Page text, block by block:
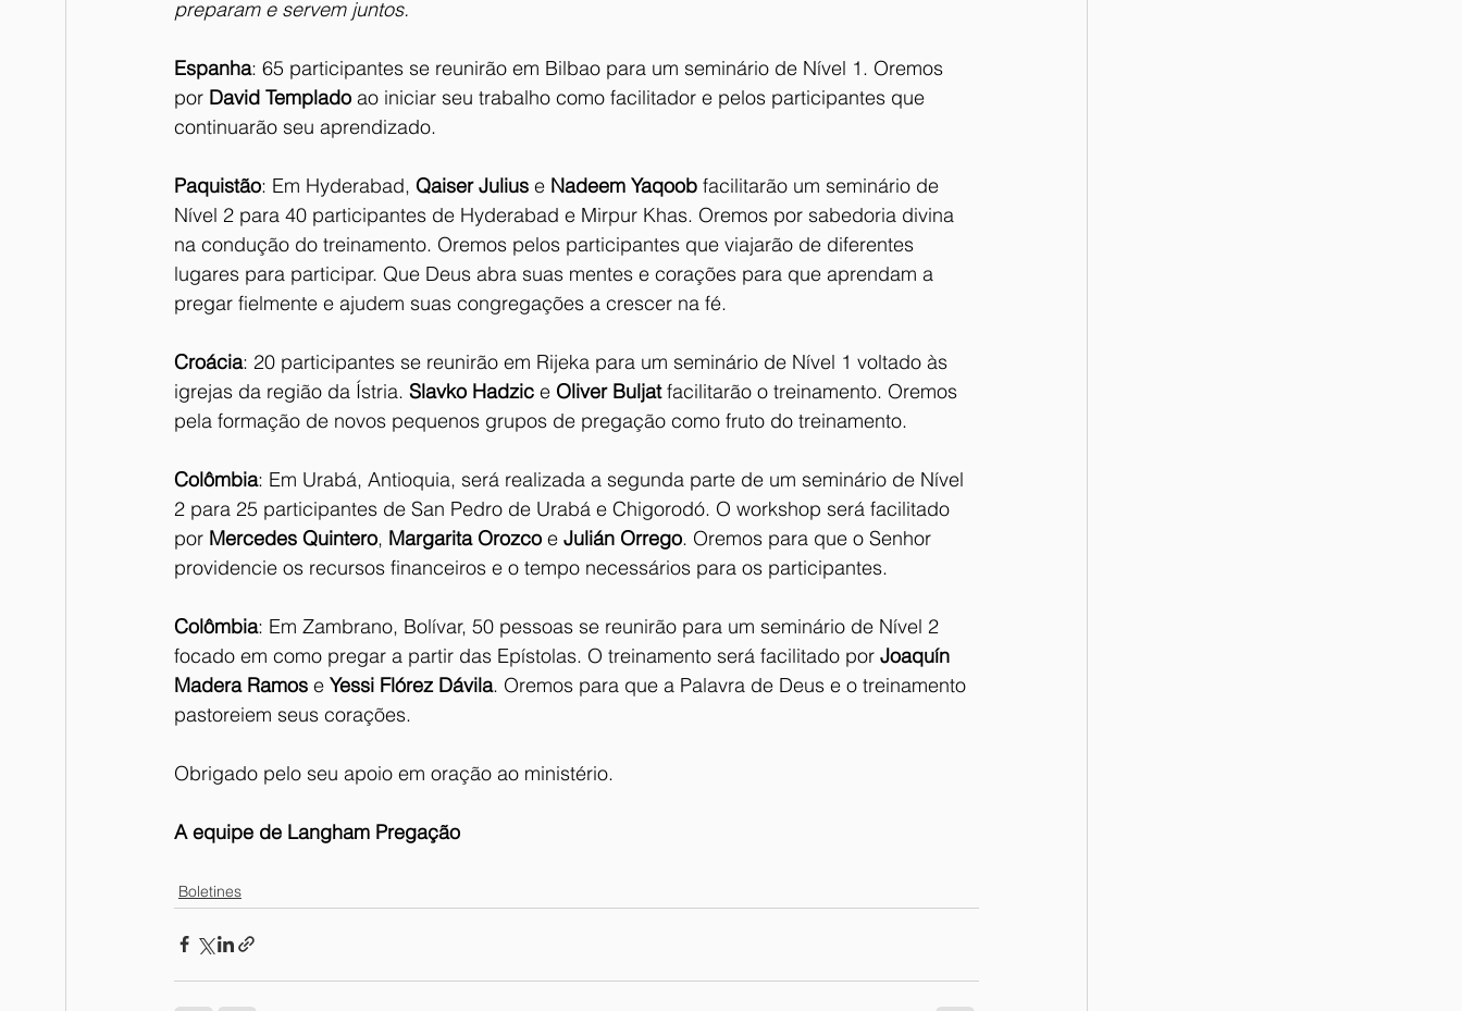
preparam e servem juntos.
Espanha: 65 participantes se reunirão em Bilbao para um seminário de Nível 1. Oremos
por David Templado ao iniciar seu trabalho como facilitador e pelos participantes que
continuarão seu aprendizado.
Paquistão: Em Hyderabad, Qaiser Julius e Nadeem Yaqoob facilitarão um seminário de
Nível 2 para 40 participantes de Hyderabad e Mirpur Khas. Oremos por sabedoria divina
na condução do treinamento. Oremos pelos participantes que viajarão de diferentes
lugares para participar. Que Deus abra suas mentes e corações para que aprendam a
pregar fielmente e ajudem suas congregações a crescer na fé.
Croácia: 20 participantes se reunirão em Rijeka para um seminário de Nível 1 voltado às
igrejas da região da Ístria. Slavko Hadzic e Oliver Buljat facilitarão o treinamento. Oremos
pela formação de novos pequenos grupos de pregação como fruto do treinamento.
Colômbia: Em Urabá, Antioquia, será realizada a segunda parte de um seminário de Nível
2 para 25 participantes de San Pedro de Urabá e Chigorodó. O workshop será facilitado
por Mercedes Quintero, Margarita Orozco e Julián Orrego. Oremos para que o Senhor
providencie os recursos financeiros e o tempo necessários para os participantes.
Colômbia: Em Zambrano, Bolívar, 50 pessoas se reunirão para um seminário de Nível 2
focado em como pregar a partir das Epístolas. O treinamento será facilitado por Joaquín
Madera Ramos e Yessi Flórez Dávila. Oremos para que a Palavra de Deus e o treinamento
pastoreiem seus corações.
Obrigado pelo seu apoio em oração ao ministério.
A equipe de Langham Pregação
Boletines